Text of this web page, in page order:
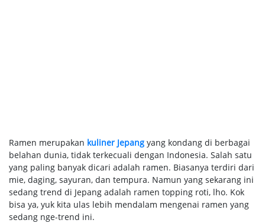
Ramen merupakan kuliner Jepang yang kondang di berbagai
belahan dunia, tidak terkecuali dengan Indonesia. Salah satu
yang paling banyak dicari adalah ramen. Biasanya terdiri dari
mie, daging, sayuran, dan tempura. Namun yang sekarang ini
sedang trend di Jepang adalah ramen topping roti, lho. Kok
bisa ya, yuk kita ulas lebih mendalam mengenai ramen yang
sedang nge-trend ini.